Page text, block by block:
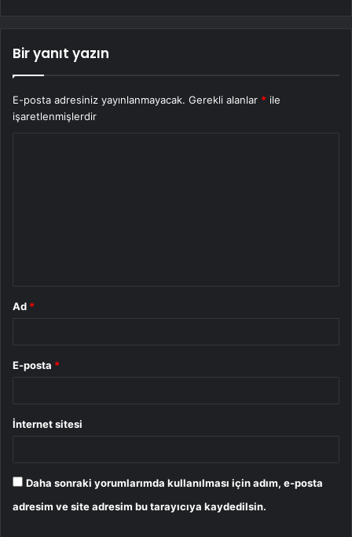
Bir yanıt yazın
E-posta adresiniz yayınlanmayacak. Gerekli alanlar * ile
işaretlenmişlerdir
Ad *
E-posta *
İnternet sitesi
Daha sonraki yorumlarımda kullanılması için adım, e-posta
adresim ve site adresim bu tarayıcıya kaydedilsin.